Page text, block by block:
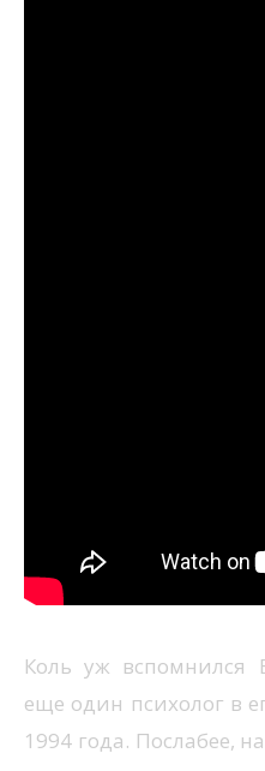
Коль уж вспомнился
еще один психолог в
1994 года. Послабее,